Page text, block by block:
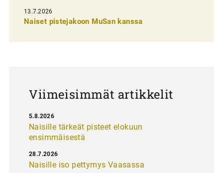
e
13.7.2026
Naiset pistejakoon MuSan kanssa
Viimeisimmät artikkelit
Naisille tärkeät pisteet elokuun
ensimmäisestä
5.8.2026
Naisille iso pettymys Vaasassa
28.7.2026